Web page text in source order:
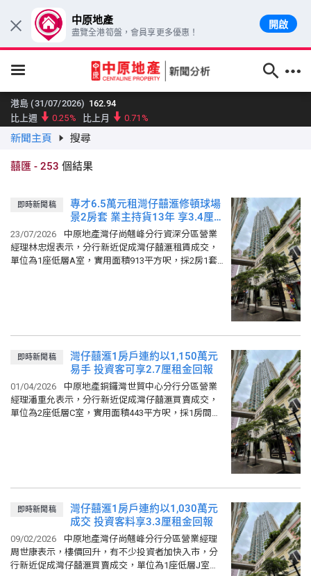
跳至主要內容
港島 (31/07/2026) 162.94
比上週
0.25% 比上月
0.71%
九龍 (31/07/2026)159.69
新界東 (31/07/2026)
新界西 (31/07/2026)144.14
0.68% 比上月
0.52%
大型單位領先指數 (31/07/2026)158.91
比上週
0.63% 比上月
1.12%
比上週
0.39% 比上月 0.53%
新聞主頁 搜尋
囍匯 - 253 個結果
即時新聞稿
專才6.5萬元租灣仔囍滙修頓球場
景2房套 業主持貨13年 享3.4厘租
金回報
23/07/2026
中原地產灣仔尚翹峰分行資深分區營業
經理林忠煜表示，分行新近促成灣仔囍滙租賃成交，
單位為1座低層A室，實用面積913平方呎，採2房1套
即時新聞稿
灣仔囍滙1房戶連約以1,150萬元
易手 投資客可享2.7厘租金回報
01/04/2026
中原地產銅鑼灣世貿中心分行分區營業
經理潘重允表示，分行新近促成灣仔囍滙買賣成交，
單位為2座低層C室，實用面積443平方呎，採1房間
即時新聞稿
灣仔囍滙1房戶連約以1,030萬元
成交 投資客料享3.3厘租金回報
09/02/2026
中原地產灣仔尚翹峰分行分區營業經理
周世康表示，樓價回升，有不少投資者加快入市，分
行新近促成灣仔囍滙買賣成交，單位為1座低層J室，
× 中原地產
盡覽全港筍盤，會員享更多優惠！
開啟